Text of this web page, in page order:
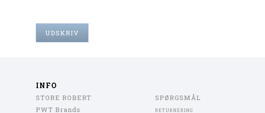
UDSKRIV
INFO
STORE ROBERT
PWT Brands
SPØRGSMÅL
RETURNERING